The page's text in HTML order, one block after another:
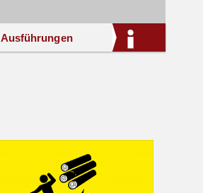
Ausführungen